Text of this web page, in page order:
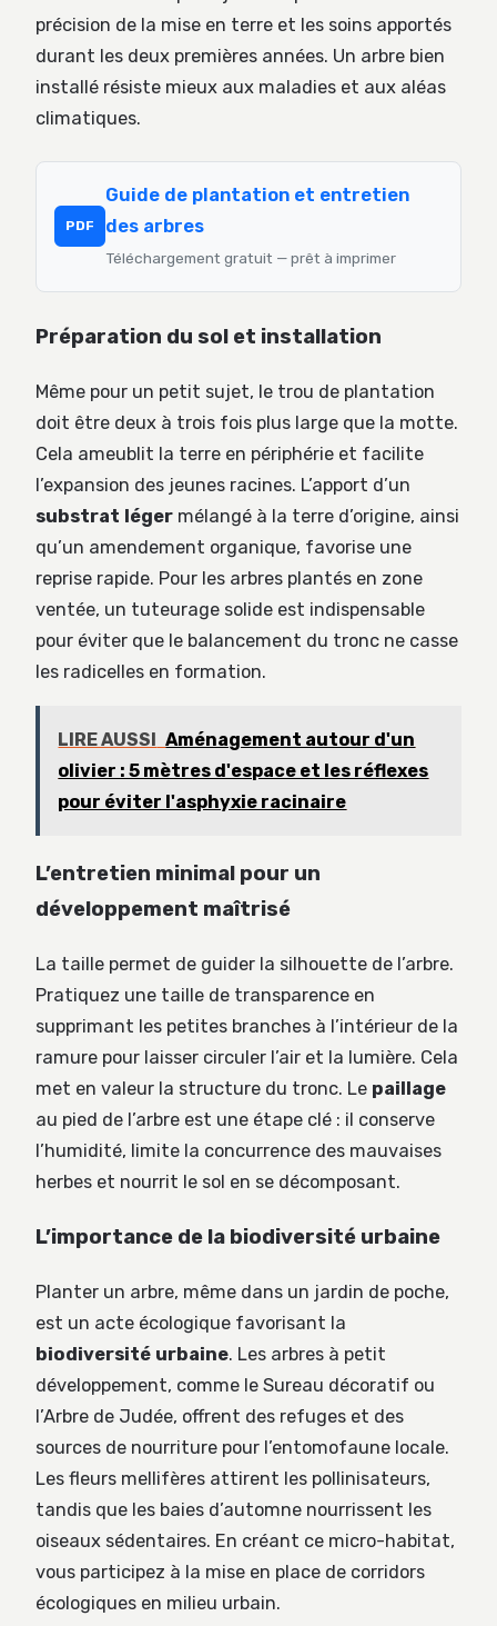
précision de la mise en terre et les soins apportés
durant les deux premières années. Un arbre bien
installé résiste mieux aux maladies et aux aléas
climatiques.
PDF
Guide de plantation et entretien
des arbres
Téléchargement gratuit — prêt à imprimer
Préparation du sol et installation
Même pour un petit sujet, le trou de plantation
doit être deux à trois fois plus large que la motte.
Cela ameublit la terre en périphérie et facilite
l’expansion des jeunes racines. L’apport d’un
substrat léger mélangé à la terre d’origine, ainsi
qu’un amendement organique, favorise une
reprise rapide. Pour les arbres plantés en zone
ventée, un tuteurage solide est indispensable
pour éviter que le balancement du tronc ne casse
les radicelles en formation.
LIRE AUSSI Aménagement autour d'un
olivier : 5 mètres d'espace et les réflexes
pour éviter l'asphyxie racinaire
L’entretien minimal pour un
développement maîtrisé
La taille permet de guider la silhouette de l’arbre.
Pratiquez une taille de transparence en
supprimant les petites branches à l’intérieur de la
ramure pour laisser circuler l’air et la lumière. Cela
met en valeur la structure du tronc. Le paillage
au pied de l’arbre est une étape clé : il conserve
l’humidité, limite la concurrence des mauvaises
herbes et nourrit le sol en se décomposant.
L’importance de la biodiversité urbaine
Planter un arbre, même dans un jardin de poche,
est un acte écologique favorisant la
biodiversité urbaine. Les arbres à petit
développement, comme le Sureau décoratif ou
l’Arbre de Judée, offrent des refuges et des
sources de nourriture pour l’entomofaune locale.
Les fleurs mellifères attirent les pollinisateurs,
tandis que les baies d’automne nourrissent les
oiseaux sédentaires. En créant ce micro-habitat,
vous participez à la mise en place de corridors
écologiques en milieu urbain.